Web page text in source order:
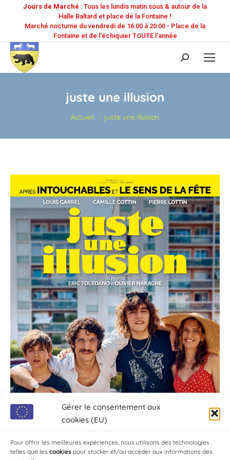
Gérer le consentement aux
cookies (EU)
Pour offrir les meilleures expériences, nous utilisons des technologies
telles que les cookies pour stocker et/ou accéder aux informations des
Jours de Marché : Tous les lundis matin sous & autour de la
Halle Baltard et place de la Fontaine !
Marché nocturne du vendredi de 16:00 à 20:00 - Place de la
Fontaine et de l'échiquier TOUTE l'année
Recherche
:
juste une illusion
Vous êtes ici :
Accueil juste une illusion